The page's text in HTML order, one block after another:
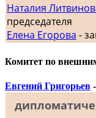
Наталия
председателя
Елена Егорова -
Комитет по
Евгений Григорьев